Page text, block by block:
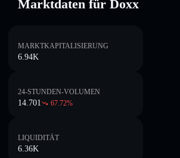
Marktdaten für Doxx
MARKTKAPITALISIERUNG
6.94K
24-STUNDEN-VOLUMEN
14.701 67.72%
LIQUIDITÄT
6.36K